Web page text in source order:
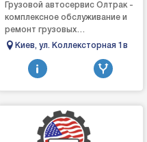
Грузовой автосервис Олтрак -
комплексное обслуживание и
ремонт грузовых
автомобилей. Посетите наш
чтобы узнат...
Киев, ул. Коллексторная 1в